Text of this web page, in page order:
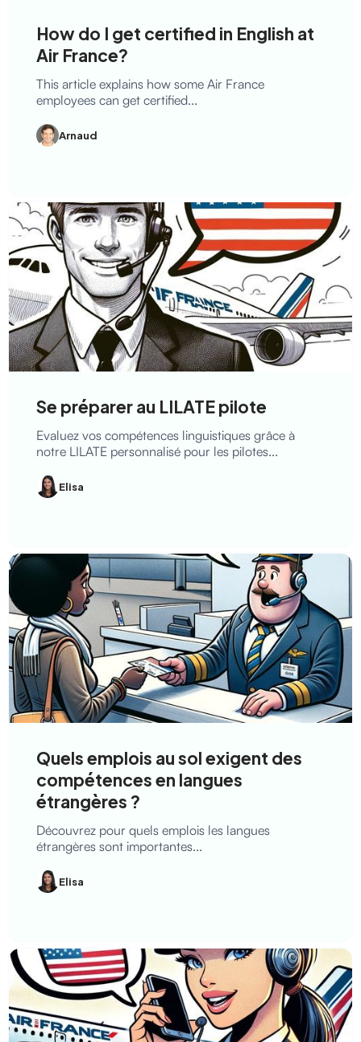
How do I get certified in English at
Air France?
This article explains how some Air France
employees can get certified...
Arnaud
Se préparer au LILATE pilote
Evaluez vos compétences linguistiques grâce à
notre LILATE personnalisé pour les pilotes...
Elisa
Quels emplois au sol exigent des
compétences en langues
étrangères ?
Découvrez pour quels emplois les langues
étrangères sont importantes...
Elisa